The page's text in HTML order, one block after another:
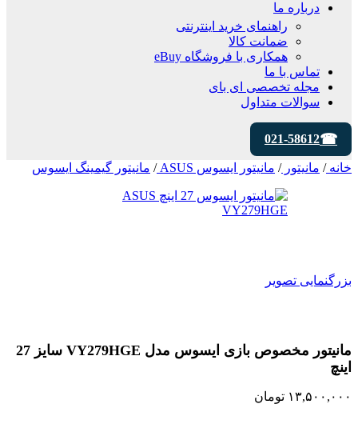
درباره ما
راهنمای خرید اینترنتی
ضمانت کالا
همکاری با فروشگاه eBuy
تماس با ما
مجله تخصصی ای‌ بای
سوالات متداول
021-58612
خانه/ مانیتور/ مانیتور ایسوس ASUS / مانیتور گیمینگ ایسوس
بزرگنمایی تصویر
مانیتور مخصوص بازی ایسوس مدل VY279HGE سایز 27
اینچ
۱۳,۵۰۰,۰۰۰ تومان